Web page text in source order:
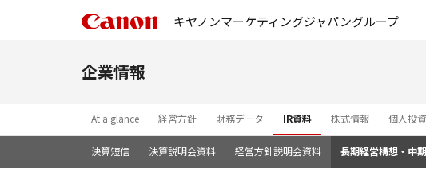
キヤノンマーケティングジャパングループ
企業情報
At a glance 経営方針 財務データ IR資料 株式情報 個人投
決算短信 決算説明会資料 経営方針説明会資料 長期経営構想・中